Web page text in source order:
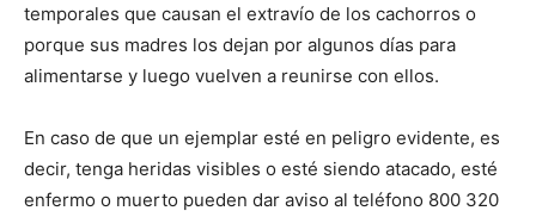
temporales que causan el extravío de los cachorros o
porque sus madres los dejan por algunos días para
alimentarse y luego vuelven a reunirse con ellos.
En caso de que un ejemplar esté en peligro evidente, es
decir, tenga heridas visibles o esté siendo atacado, esté
enfermo o muerto pueden dar aviso al teléfono 800 320